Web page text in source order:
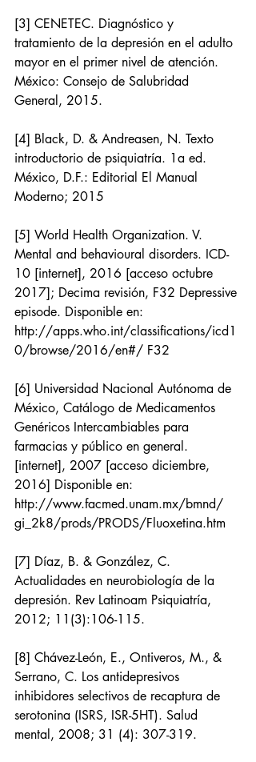
[3] CENETEC. Diagnóstico y
tratamiento de la depresión en el adulto
mayor en el primer nivel de atención.
México: Consejo de Salubridad
General, 2015.
[4] Black, D. & Andreasen, N. Texto
introductorio de psiquiatría. 1a ed.
México, D.F.: Editorial El Manual
Moderno; 2015
[5] World Health Organization. V.
Mental and behavioural disorders. ICD-
10 [internet], 2016 [acceso octubre
2017]; Decima revisión, F32 Depressive
episode. Disponible en:
http://apps.who.int/classifications/icd1
0/browse/2016/en#/ F32
[6] Universidad Nacional Autónoma de
México, Catálogo de Medicamentos
Genéricos Intercambiables para
farmacias y público en general.
[internet], 2007 [acceso diciembre,
2016] Disponible en:
http://www.facmed.unam.mx/bmnd/
gi_2k8/prods/PRODS/Fluoxetina.htm
[7] Díaz, B. & González, C.
Actualidades en neurobiología de la
depresión. Rev Latinoam Psiquiatría,
2012; 11(3):106-115.
[8] Chávez-León, E., Ontiveros, M., &
Serrano, C. Los antidepresivos
inhibidores selectivos de recaptura de
serotonina (ISRS, ISR-5HT). Salud
mental, 2008; 31 (4): 307-319.